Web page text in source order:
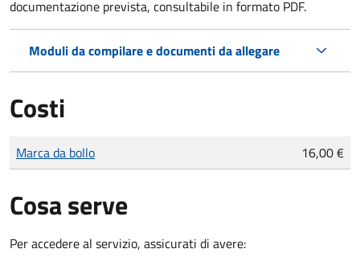
documentazione prevista, consultabile in formato PDF.
Moduli da compilare e documenti da allegare
Costi
Tipo di pagamento
Importo
Marca da bollo 16,00 €
Cosa serve
Per accedere al servizio, assicurati di avere: